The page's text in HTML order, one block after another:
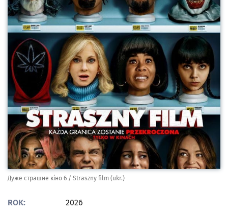
Дуже страшне кіно 6 / Straszny film (ukr.)
ROK:
2026